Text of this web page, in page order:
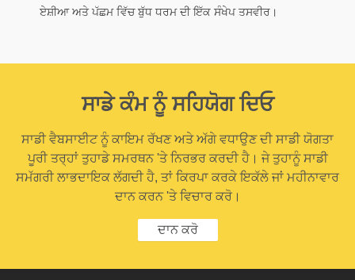
ਏਸ਼ੀਆ ਅਤੇ ਪੱਛਮ ਵਿੱਚ ਬੁੱਧ ਧਰਮ ਦੀ ਇੱਕ ਸੰਖੇਪ ਤਸਵੀਰ।
ਸਾਡੇ ਕੰਮ ਨੂੰ ਸਹਿਯੋਗ ਦਿਓ
ਸਾਡੀ ਵੈਬਸਾਈਟ ਨੂੰ ਕਾਇਮ ਰੱਖਣ ਅਤੇ ਅੱਗੇ ਵਧਾਉਣ ਦੀ ਸਾਡੀ ਯੋਗਤਾ
ਪੂਰੀ ਤਰ੍ਹਾਂ ਤੁਹਾਡੇ ਸਮਰਥਨ 'ਤੇ ਨਿਰਭਰ ਕਰਦੀ ਹੈ। ਜੇ ਤੁਹਾਨੂੰ ਸਾਡੀ
ਸਮੱਗਰੀ ਲਾਭਦਾਇਕ ਲੱਗਦੀ ਹੈ, ਤਾਂ ਕਿਰਪਾ ਕਰਕੇ ਇਕੱਲੇ ਜਾਂ ਮਹੀਨਾਵਾਰ
ਦਾਨ ਕਰਨ 'ਤੇ ਵਿਚਾਰ ਕਰੋ।
ਦਾਨ ਕਰੋ